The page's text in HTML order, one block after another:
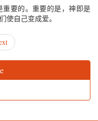
重要的。重要的是，神即是
自己变成爱。